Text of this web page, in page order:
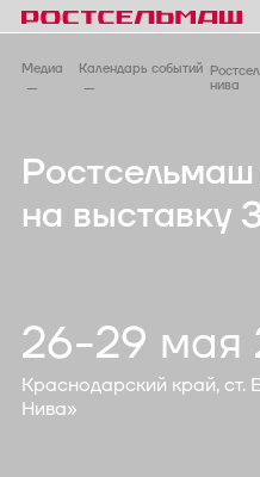
Медиа Календарь событий
нива
на выставку
26-29 мая
Краснодарский край,
Нива»